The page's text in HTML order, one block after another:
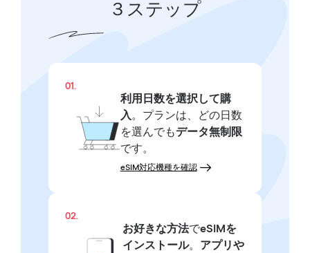
３ステップ
01.
利用日数を選択して購
入 。プランは、どの日数
を選んでもデータ無制限
です。
eSIM対応機種を確認
02.
お好きな方法でeSIMを
インストール。 アプリや